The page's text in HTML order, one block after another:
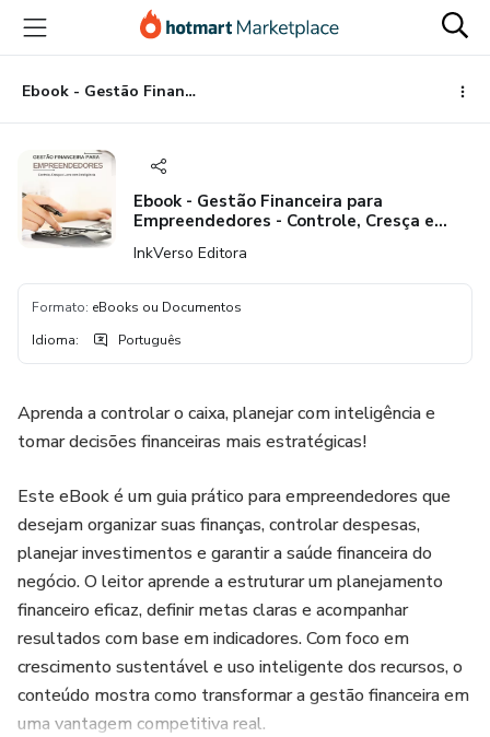
para
conteúdo
principal
para
pagamento
para
rodapé
Ebook - Gestão Financeira para Empreendedores - Controle, Cresça e Lucre com Inteligência
Ebook - Gestão Financeira para
Empreendedores - Controle, Cresça e
InkVerso Editora
Formato: eBooks ou Documentos
Idioma: Português
Aprenda a controlar o caixa, planejar com inteligência e
tomar decisões financeiras mais estratégicas!
Este eBook é um guia prático para empreendedores que
desejam organizar suas finanças, controlar despesas,
planejar investimentos e garantir a saúde financeira do
negócio. O leitor aprende a estruturar um planejamento
financeiro eficaz, definir metas claras e acompanhar
resultados com base em indicadores. Com foco em
crescimento sustentável e uso inteligente dos recursos, o
conteúdo mostra como transformar a gestão financeira em
uma vantagem competitiva real.